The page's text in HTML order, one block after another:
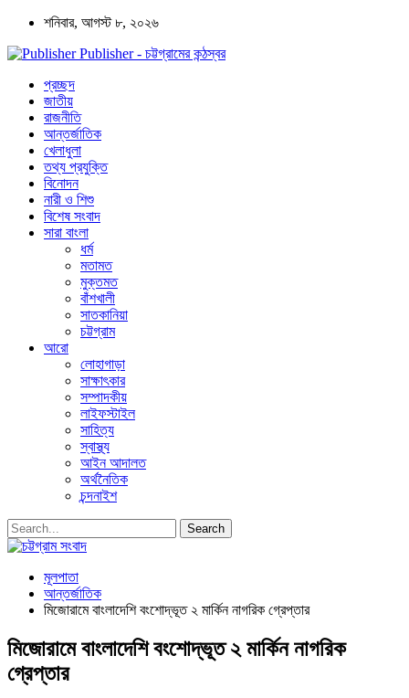
শনিবার, আগস্ট ৮, ২০২৬
Publisher - চট্টগ্রামের কন্ঠস্বর
প্রচ্ছদ
জাতীয়
রাজনীতি
আন্তর্জাতিক
খেলাধুলা
তথ্য প্রযুক্তি
বিনোদন
নারী ও শিশু
বিশেষ সংবাদ
সারা বাংলা
ধর্ম
মতামত
মুক্তমত
বাঁশখালী
সাতকানিয়া
চট্টগ্রাম
আরো
লোহাগাড়া
সাক্ষাৎকার
সম্পাদকীয়
লাইফস্টাইল
সাহিত্য
স্বাস্থ্য
আইন আদালত
অর্থনৈতিক
চন্দনাইশ
মূলপাতা
আন্তর্জাতিক
মিজোরামে বাংলাদেশি বংশোদ্ভূত ২ মার্কিন নাগরিক গ্রেপ্তার
মিজোরামে বাংলাদেশি বংশোদ্ভূত ২ মার্কিন নাগরিক
গ্রেপ্তার